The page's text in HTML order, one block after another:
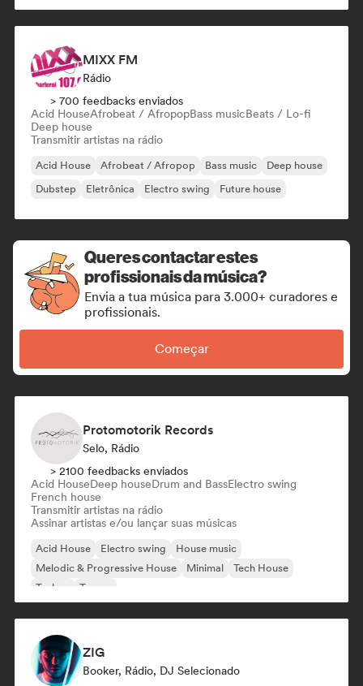
MIXX FM
Rádio
> 700 feedbacks enviados
Acid HouseAfrobeat / AfropopBass musicBeats / Lo-fi
Deep house
Transmitir artistas na rádio
Acid House Afrobeat / Afropop Bass music
Deep house
Dubstep
Eletrônica Electro swing Future house
Queres contactar estes
profissionais da música?
Envia a tua música para 3.000+ curadores e
profissionais.
Começar
Protomotorik Records
Selo, Rádio
> 2100 feedbacks enviados
Acid HouseDeep houseDrum and BassElectro swing
French house
Transmitir artistas na rádio
Assinar artistas e/ou lançar suas músicas
Acid House Electro swing
House music
Melodic & Progressive House
Minimal
Tech House
Techno
Trance
ZIG
Booker, Rádio, DJ Selecionado